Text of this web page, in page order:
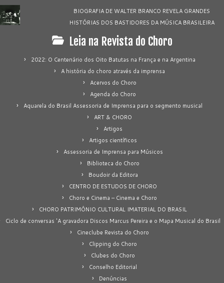
BIOGRAFIA DE WALTER BRANCO REVELA GRANDES
HISTÓRIAS DOS BASTIDORES DA MÚSICA BRASILEIRA
Leia na Revista do Choro
2022: O Centenário dos Oito Batutas na França e na Argentina
A história do choro através da imprensa
Acervos do Choro
Agenda do Choro
Aquarela do Brasil Assessoria de Imprensa para o segmento musical
ART & CHORO
Artigos
Artigos científicos
Assessoria de Imprensa para Músicos
Biblioteca do Choro
Boudoir da Editora
CENTRO DE ESTUDOS DE CHORO
Choro e Cinema – Cinema e Choro
CHORO PATRIMÔNIO CULTURAL IMATERIAL DO BRASIL
Ciclo de conversas 'A gravadora Discos Marcus Pereira e o Mapa Musical do Brasil
Cineclube Revista do Choro
Clipping do Choro
Clubes do Choro
Conselho Editorial
Denúncias